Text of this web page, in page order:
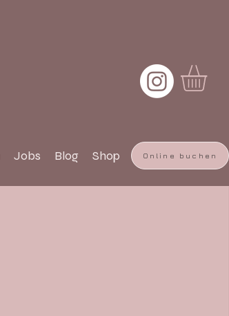
Jobs Blog Shop Online buchen